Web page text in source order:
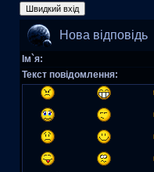
Нова відповідь
Ім`я:
Текст повідомлення: